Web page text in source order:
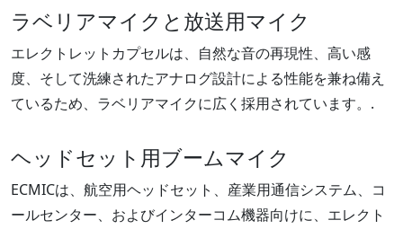
ラベリアマイクと放送用マイク
エレクトレットカプセルは、自然な音の再現性、高い感
度、そして洗練されたアナログ設計による性能を兼ね備え
ているため、ラベリアマイクに広く採用されています。.
ヘッドセット用ブームマイク
ECMICは、航空用ヘッドセット、産業用通信システム、コ
ールセンター、およびインターコム機器向けに、エレクト